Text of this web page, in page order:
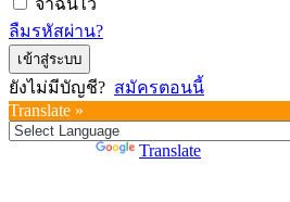
จำฉันไว้
ลืมรหัสผ่าน?
เข้าสู่ระบบ
ยังไม่มีบัญชี? สมัครตอนนี้
Translate »
Translate